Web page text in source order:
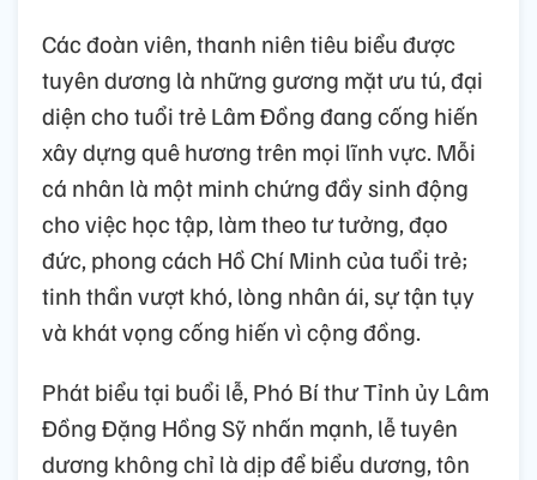
Các đoàn viên, thanh niên tiêu biểu được
tuyên dương là những gương mặt ưu tú, đại
diện cho tuổi trẻ Lâm Đồng đang cống hiến
xây dựng quê hương trên mọi lĩnh vực. Mỗi
cá nhân là một minh chứng đầy sinh động
cho việc học tập, làm theo tư tưởng, đạo
đức, phong cách Hồ Chí Minh của tuổi trẻ;
tinh thần vượt khó, lòng nhân ái, sự tận tụy
và khát vọng cống hiến vì cộng đồng.
Phát biểu tại buổi lễ, Phó Bí thư Tỉnh ủy Lâm
Đồng Đặng Hồng Sỹ nhấn mạnh, lễ tuyên
dương không chỉ là dịp để biểu dương, tôn